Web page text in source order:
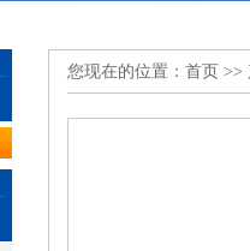
您现在的位置： 首页 >>